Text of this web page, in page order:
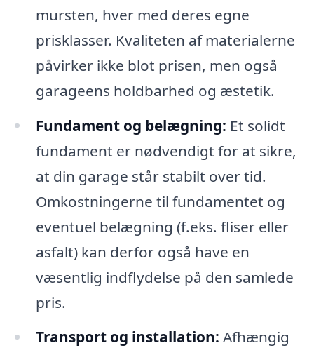
mursten, hver med deres egne
prisklasser. Kvaliteten af materialerne
påvirker ikke blot prisen, men også
garageens holdbarhed og æstetik.
Fundament og belægning: Et solidt
fundament er nødvendigt for at sikre,
at din garage står stabilt over tid.
Omkostningerne til fundamentet og
eventuel belægning (f.eks. fliser eller
asfalt) kan derfor også have en
væsentlig indflydelse på den samlede
pris.
Transport og installation: Afhængig